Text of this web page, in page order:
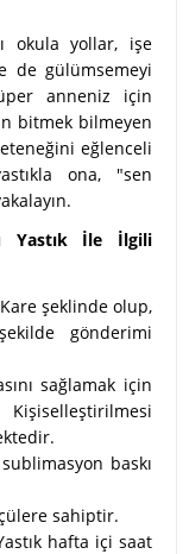
okula yollar, işe
de gülümsemeyi
anneniz için
bitmek bilmeyen
eğlenceli
ona, "sen
Yastık İle İlgili
şeklinde olup,
gönderimi
sağlamak için
Kişiselleştirilmesi
baskı
sahiptir.
hafta içi saat